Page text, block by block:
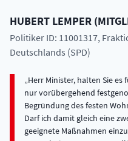
HUBERT LEMPER (
Politiker ID: 11001317,
Deutschlands (SPD)
Herr Minister, halten Sie es
nur vorübergehend
Begründung des festen
Darf ich damit gleich eine
geeignete Maßnahmen